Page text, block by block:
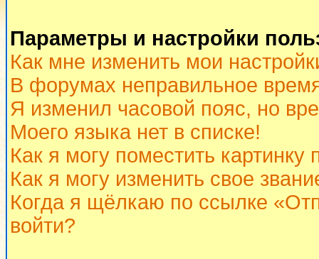
Параметры и настройки
Как мне изменить мои
В форумах неправильное
Я изменил часовой пояс, но
Моего языка нет в списке!
Как я могу поместить
Как я могу изменить свое
Когда я щёлкаю по ссылке
войти?